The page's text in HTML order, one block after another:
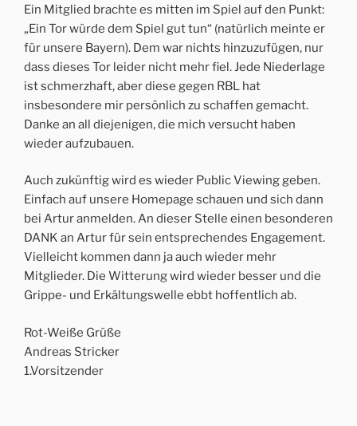
Ein Mitglied brachte es mitten im Spiel auf den Punkt:
„Ein Tor würde dem Spiel gut tun“ (natürlich meinte er
für unsere Bayern). Dem war nichts hinzuzufügen, nur
dass dieses Tor leider nicht mehr fiel. Jede Niederlage
ist schmerzhaft, aber diese gegen RBL hat
insbesondere mir persönlich zu schaffen gemacht.
Danke an all diejenigen, die mich versucht haben
wieder aufzubauen.
Auch zukünftig wird es wieder Public Viewing geben.
Einfach auf unsere Homepage schauen und sich dann
bei Artur anmelden. An dieser Stelle einen besonderen
DANK an Artur für sein entsprechendes Engagement.
Vielleicht kommen dann ja auch wieder mehr
Mitglieder. Die Witterung wird wieder besser und die
Grippe- und Erkältungswelle ebbt hoffentlich ab.
Rot-Weiße Grüße
Andreas Stricker
1.Vorsitzender